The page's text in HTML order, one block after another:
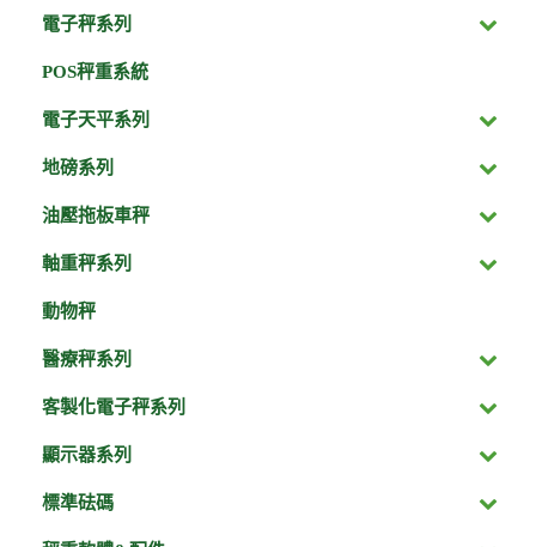
電子秤系列
POS秤重系統
電子天平系列
地磅系列
油壓拖板車秤
軸重秤系列
動物秤
醫療秤系列
客製化電子秤系列
顯示器系列
標準砝碼